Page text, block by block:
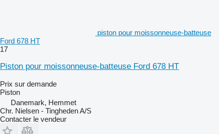
piston pour moissonneuse-batteuse
Ford 678 HT
17
Piston pour moissonneuse-batteuse Ford 678 HT
Prix sur demande
Piston
Danemark, Hemmet
Chr. Nielsen - Tingheden A/S
Contacter le vendeur